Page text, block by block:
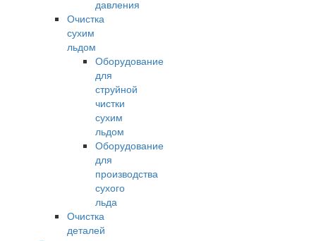
давления
Очистка
сухим
льдом
Оборудование
для
струйной
чистки
сухим
льдом
Оборудование
для
производства
сухого
льда
Очистка
деталей